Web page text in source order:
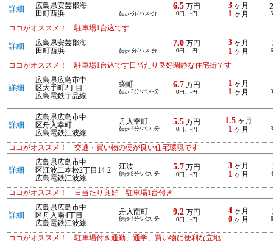
詳細
広島県安芸郡海
田町西浜
徒歩-分/バス-分
6.5万円
0円、-円
3 ヶ月
1 ヶ月
ココがオススメ！ 駐車場1台込です
詳細
広島県安芸郡海
田町西浜
徒歩-分/バス-分
7.0万円
0円、-円
3 ヶ月
1 ヶ月
ココがオススメ！ 駐車場1台込です日当たり良好閑静な住宅街です
詳細
広島県広島市中
区大手町2丁目
広島電鉄宇品線
袋町
徒歩 3分/バス-分
6.7万円
0円、-円
1 ヶ月
1 ヶ月
詳細
広島県広島市中
区舟入幸町
広島電鉄江波線
舟入幸町
徒歩 4分/バス-分
5.5万円
0円、-円
1.5ヶ月
1 ヶ月
ココがオススメ！ 交通・買い物の便が良い住宅環境です
詳細
広島県広島市中
区江波二本松2丁目14-2
広島電鉄江波線
江波
徒歩 9分/バス-分
5.7万円
0円、-円
3 ヶ月
1 ヶ月
ココがオススメ！ 日当たり良好 駐車場1台付き
詳細
広島県広島市中
区舟入南4丁目
広島電鉄江波線
舟入南町
徒歩 4分/バス-分
9.2万円
0円、-円
4 ヶ月
0 ヶ月
ココがオススメ！ 駐車場付き通勤、通学、買い物に便利な立地